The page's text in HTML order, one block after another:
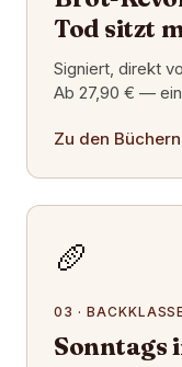
Tod sitzt
Signiert, direkt
Ab 27,90 € —
Zu den Büchern
🥖
03 ·
Sonntags